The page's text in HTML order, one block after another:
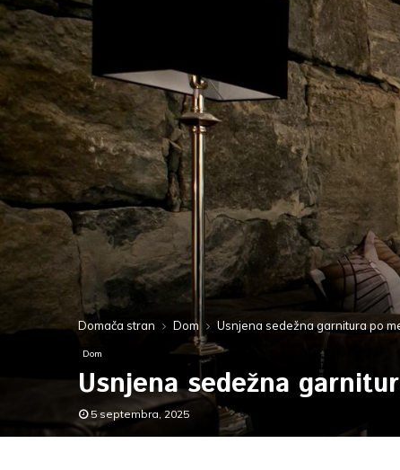
Domača stran Dom Usnjena sedežna garnitura po
Dom
Usnjena sedežna
5 septembra, 2025